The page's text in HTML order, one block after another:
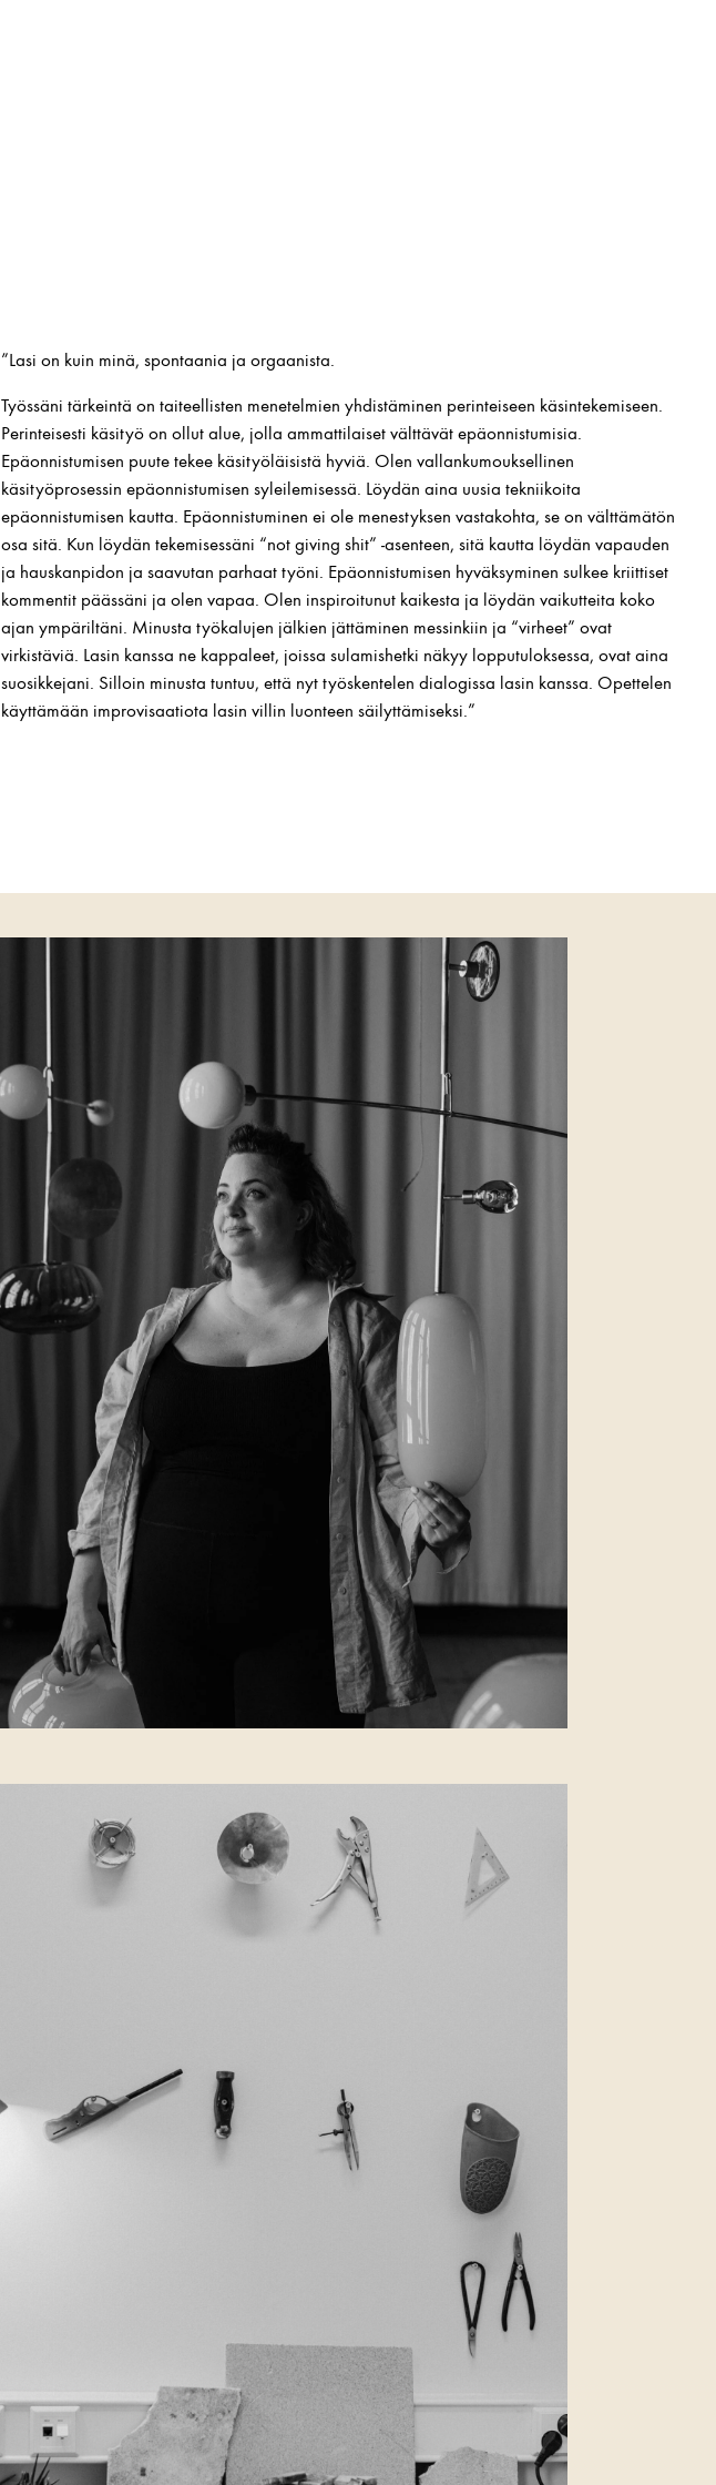
”Lasi on kuin minä, spontaania ja orgaanista.
Työssäni tärkeintä on taiteellisten menetelmien yhdistäminen perinteiseen käsintekemiseen.
Perinteisesti käsityö on ollut alue, jolla ammattilaiset välttävät epäonnistumisia.
Epäonnistumisen puute tekee käsityöläisistä hyviä. Olen vallankumouksellinen
käsityöprosessin epäonnistumisen syleilemisessä. Löydän aina uusia tekniikoita
epäonnistumisen kautta. Epäonnistuminen ei ole menestyksen vastakohta, se on välttämätön
osa sitä. Kun löydän tekemisessäni “not giving shit” -asenteen, sitä kautta löydän vapauden
ja hauskanpidon ja saavutan parhaat työni. Epäonnistumisen hyväksyminen sulkee kriittiset
kommentit päässäni ja olen vapaa. Olen inspiroitunut kaikesta ja löydän vaikutteita koko
ajan ympäriltäni. Minusta työkalujen jälkien jättäminen messinkiin ja “virheet” ovat
virkistäviä. Lasin kanssa ne kappaleet, joissa sulamishetki näkyy lopputuloksessa, ovat aina
suosikkejani. Silloin minusta tuntuu, että nyt työskentelen dialogissa lasin kanssa. Opettelen
käyttämään improvisaatiota lasin villin luonteen säilyttämiseksi.”